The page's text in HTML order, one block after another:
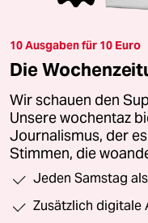
10 Ausgaben für 10 Euro
Die
Wir schauen den
Unsere wochentaz
Journalismus, der
Stimmen, die
Jeden Samstag
Zusätzlich digitale